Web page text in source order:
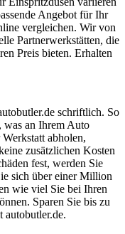
Angebot für Ihr
vergleichen. Wir von
Partnerwerkstätten, die
Preis bieten. Erhalten
schriftlich. So
was an Ihrem Auto
abholen,
zusätzlichen Kosten
fest, werden Sie
sich über einer Million
wie viel Sie bei Ihren
Sparen Sie bis zu
autobutler.de.